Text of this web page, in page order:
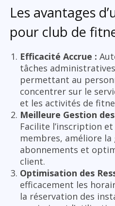
Les avantages
pour club de
Efficacité Accrue :
tâches
permettant au
concentrer sur le
et les activités de
Meilleure Gestion
Facilite l’inscription
membres, améliore la
abonnements et
client.
Optimisation des
efficacement les
la réservation des